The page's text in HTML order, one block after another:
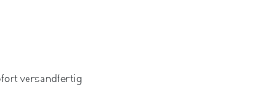
versandfertig